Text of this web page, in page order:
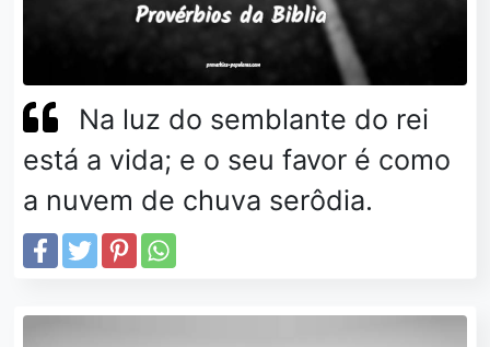
Na luz do semblante do rei
está a vida; e o seu favor é como
a nuvem de chuva serôdia.